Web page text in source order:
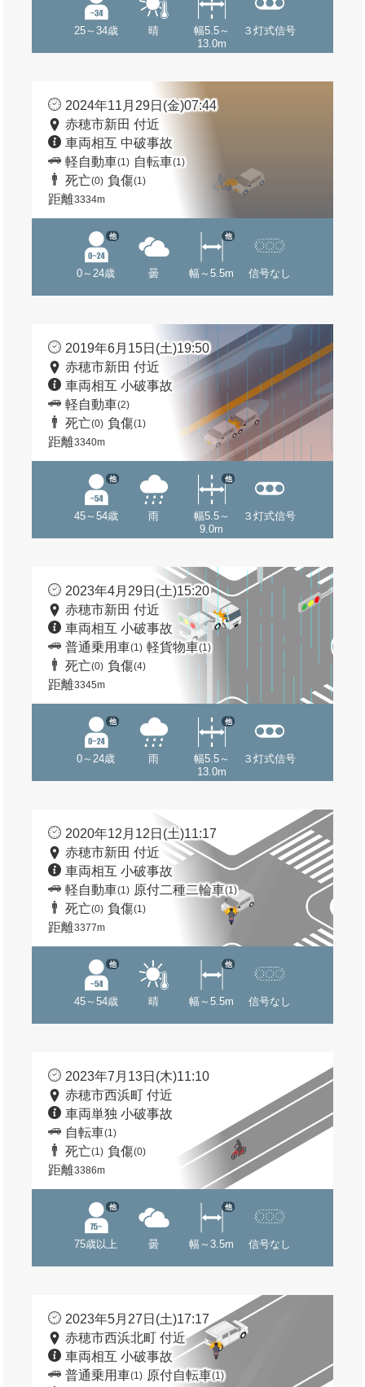
25～34歳 晴
幅5.5～
13.0m
３灯式信号
2024年11月29日(金)07:44
赤穂市新田 付近
車両相互 中破事故
軽自動車(1) 自転車(1)
死亡(0) 負傷(1)
距離3334m
0～24歳
他
曇 幅～5.5m
他
信号なし
2019年6月15日(土)19:50
赤穂市新田 付近
車両相互 小破事故
軽自動車(2)
死亡(0) 負傷(1)
距離3340m
45～54歳
他
雨
幅5.5～
9.0m
他
３灯式信号
2023年4月29日(土)15:20
赤穂市新田 付近
車両相互 小破事故
普通乗用車(1) 軽貨物車(1)
死亡(0) 負傷(4)
距離3345m
0～24歳
他
雨
幅5.5～
13.0m
他
３灯式信号
2020年12月12日(土)11:17
赤穂市新田 付近
車両相互 小破事故
軽自動車(1) 原付二種二輪車(1)
死亡(0) 負傷(1)
距離3377m
45～54歳
他
晴 幅～5.5m
他
信号なし
2023年7月13日(木)11:10
赤穂市西浜町 付近
車両単独 小破事故
自転車(1)
死亡(1) 負傷(0)
距離3386m
75歳以上
他
曇 幅～3.5m
他
信号なし
2023年5月27日(土)17:17
赤穂市西浜北町 付近
車両相互 小破事故
普通乗用車(1) 原付自転車(1)